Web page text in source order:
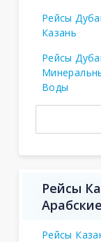
Рейсы
Казань
Рейсы
Воды
Рейсы
Рейсы